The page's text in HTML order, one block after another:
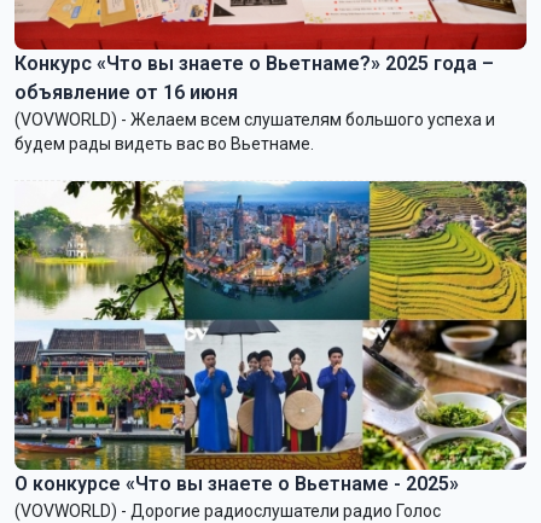
Конкурс «Что вы знаете о Вьетнаме?» 2025 года –
объявление от 16 июня
(VOVWORLD) - Желаем всем слушателям большого успеха и
будем рады видеть вас во Вьетнаме.
О конкурсе «Что вы знаете о Вьетнаме - 2025»
(VOVWORLD) - Дорогие радиослушатели радио Голос